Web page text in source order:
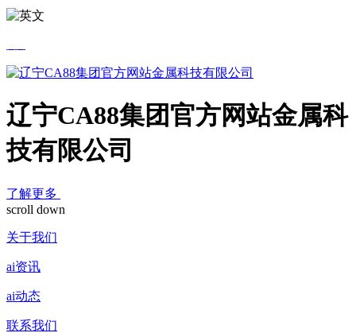
辽宁CA88集团官方网站金属科
技有限公司
了解更多
scroll down
关于我们
ai资讯
ai动态
联系我们